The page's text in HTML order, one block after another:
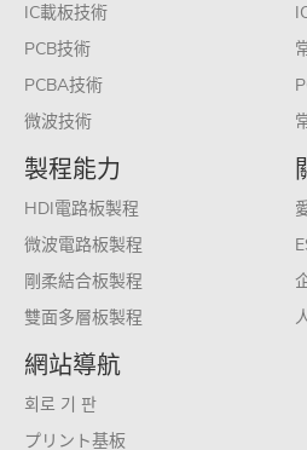
IC載板技術
PCB技術
PCBA技術
微波技術
製程能力
HDI電路板製程
微波電路板製程
剛柔結合板製程
雙面多層板製程
網站導航
회로 기 판
プリント基板